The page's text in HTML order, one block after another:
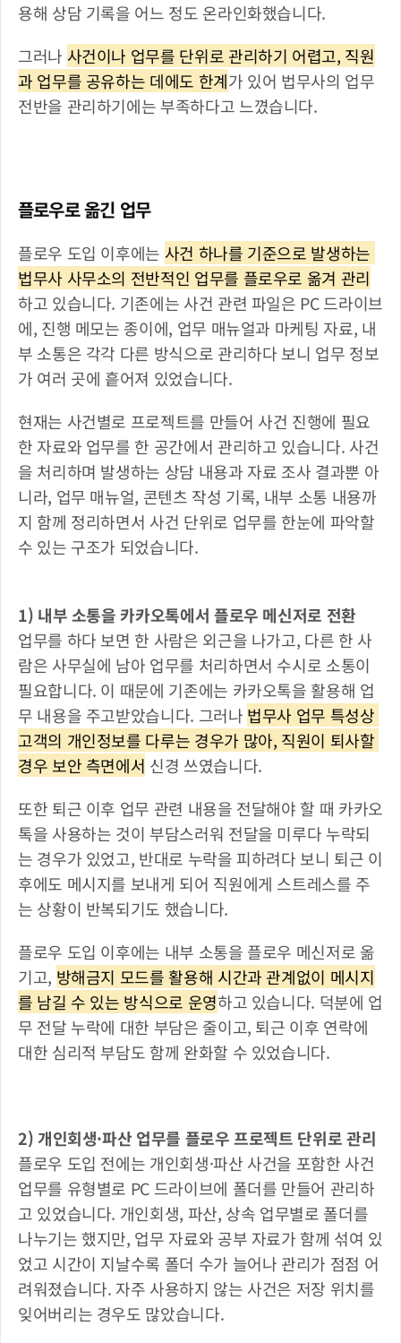
용해 상담 기록을 어느 정도 온라인화했습니다.
그러나 사건이나 업무를 단위로 관리하기 어렵고, 직원
과 업무를 공유하는 데에도 한계가 있어 법무사의 업무
전반을 관리하기에는 부족하다고 느꼈습니다.
플로우로 옮긴 업무
플로우 도입 이후에는 사건 하나를 기준으로 발생하는
법무사 사무소의 전반적인 업무를 플로우로 옮겨 관리
하고 있습니다. 기존에는 사건 관련 파일은 PC 드라이브
에, 진행 메모는 종이에, 업무 매뉴얼과 마케팅 자료, 내
부 소통은 각각 다른 방식으로 관리하다 보니 업무 정보
가 여러 곳에 흩어져 있었습니다.
현재는 사건별로 프로젝트를 만들어 사건 진행에 필요
한 자료와 업무를 한 공간에서 관리하고 있습니다. 사건
을 처리하며 발생하는 상담 내용과 자료 조사 결과뿐 아
니라, 업무 매뉴얼, 콘텐츠 작성 기록, 내부 소통 내용까
지 함께 정리하면서 사건 단위로 업무를 한눈에 파악할
수 있는 구조가 되었습니다.
1) 내부 소통을 카카오톡에서 플로우 메신저로 전환
업무를 하다 보면 한 사람은 외근을 나가고, 다른 한 사
람은 사무실에 남아 업무를 처리하면서 수시로 소통이
필요합니다. 이 때문에 기존에는 카카오톡을 활용해 업
무 내용을 주고받았습니다. 그러나 법무사 업무 특성상
고객의 개인정보를 다루는 경우가 많아, 직원이 퇴사할
경우 보안 측면에서 신경 쓰였습니다.
또한 퇴근 이후 업무 관련 내용을 전달해야 할 때 카카오
톡을 사용하는 것이 부담스러워 전달을 미루다 누락되
는 경우가 있었고, 반대로 누락을 피하려다 보니 퇴근 이
후에도 메시지를 보내게 되어 직원에게 스트레스를 주
는 상황이 반복되기도 했습니다.
플로우 도입 이후에는 내부 소통을 플로우 메신저로 옮
기고, 방해금지 모드를 활용해 시간과 관계없이 메시지
를 남길 수 있는 방식으로 운영하고 있습니다. 덕분에 업
무 전달 누락에 대한 부담은 줄이고, 퇴근 이후 연락에
대한 심리적 부담도 함께 완화할 수 있었습니다.
2) 개인회생·파산 업무를 플로우 프로젝트 단위로 관리
플로우 도입 전에는 개인회생·파산 사건을 포함한 사건
업무를 유형별로 PC 드라이브에 폴더를 만들어 관리하
고 있었습니다. 개인회생, 파산, 상속 업무별로 폴더를
나누기는 했지만, 업무 자료와 공부 자료가 함께 섞여 있
었고 시간이 지날수록 폴더 수가 늘어나 관리가 점점 어
려워졌습니다. 자주 사용하지 않는 사건은 저장 위치를
잊어버리는 경우도 많았습니다.